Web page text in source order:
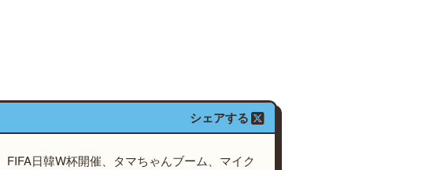
シェアする
日韓W杯開催、タマちゃんブーム、マイク